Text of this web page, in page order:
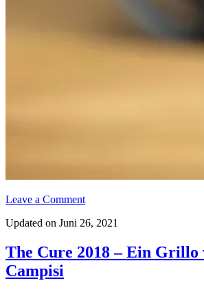
Leave a Comment
Updated on Juni 26, 2021
The Cure 2018 – Ein Grillo
Campisi